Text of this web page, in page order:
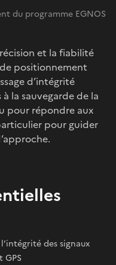
du programme EGNOS
et la fiabilité
positionnement
d’intégrité
la sauvegarde de la
pour répondre aux
pour guider
des signaux